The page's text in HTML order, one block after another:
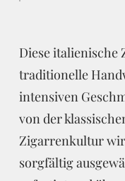
Diese italienische
traditionelle
intensiven
von der
Zigarrenkultur
sorgfältig